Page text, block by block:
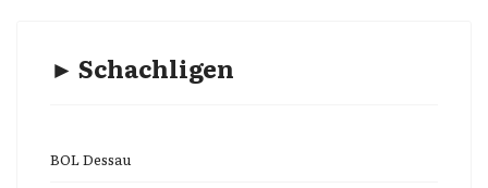
► Schachligen
BOL Dessau